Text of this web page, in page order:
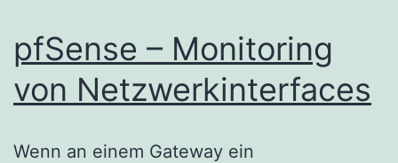
pfSense – Monitoring
von Netzwerkinterfaces
Wenn an einem Gateway ein